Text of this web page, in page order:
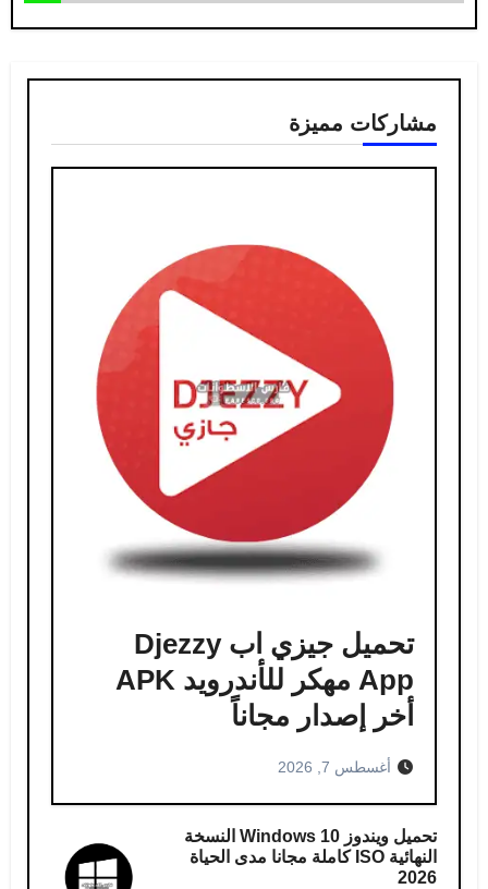
مشاركات مميزة
تحميل جيزي اب Djezzy
App مهكر للأندرويد APK
أخر إصدار مجاناً
أغسطس 7, 2026
تحميل ويندوز Windows 10 النسخة
النهائية ISO كاملة مجانا مدى الحياة
2026